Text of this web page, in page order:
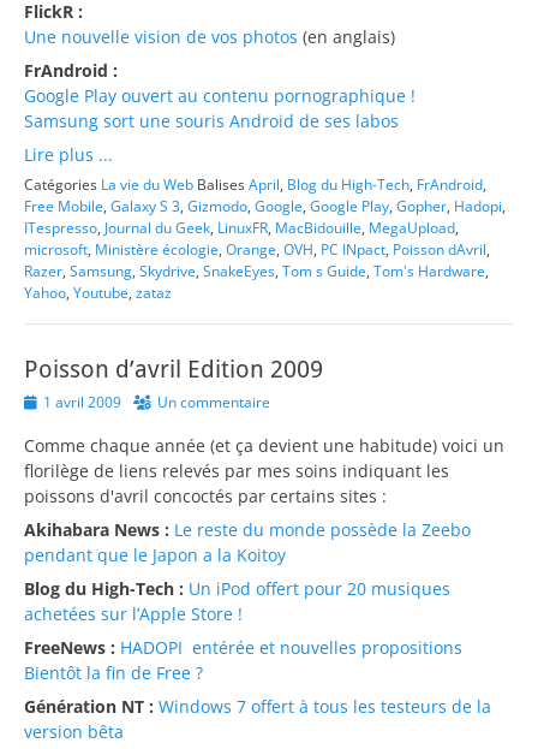
FlickR :
Une nouvelle vision de vos photos (en anglais)
FrAndroid :
Google Play ouvert au contenu pornographique !
Samsung sort une souris Android de ses labos
Lire plus ...
Catégories La vie du Web BalisesApril, Blog du High-Tech, FrAndroid,
Free Mobile, Galaxy S 3, Gizmodo, Google, Google Play, Gopher, Hadopi,
ITespresso, Journal du Geek, LinuxFR, MacBidouille, MegaUpload,
microsoft, Ministère écologie, Orange, OVH, PC INpact, Poisson dAvril,
Razer, Samsung, Skydrive, SnakeEyes, Tom s Guide, Tom's Hardware,
Yahoo, Youtube, zataz
Poisson d’avril Edition 2009
Posted1 avril 2009 Un commentaire
Comme chaque année (et ça devient une habitude) voici un
florilège de liens relevés par mes soins indiquant les
poissons d'avril concoctés par certains sites :
Akihabara News : Le reste du monde possède la Zeebo
pendant que le Japon a la Koitoy
Blog du High-Tech : Un iPod offert pour 20 musiques
achetées sur l’Apple Store !
FreeNews : HADOPI entérée et nouvelles propositions
Bientôt la fin de Free ?
Génération NT : Windows 7 offert à tous les testeurs de la
version bêta